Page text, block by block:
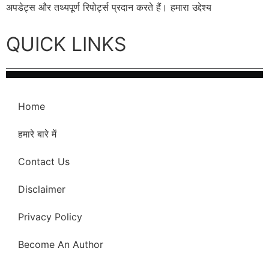
अपडेट्स और तथ्यपूर्ण रिपोर्ट्स प्रदान करते हैं। हमारा उद्देश्य
QUICK LINKS
Home
हमारे बारे में
Contact Us
Disclaimer
Privacy Policy
Become An Author